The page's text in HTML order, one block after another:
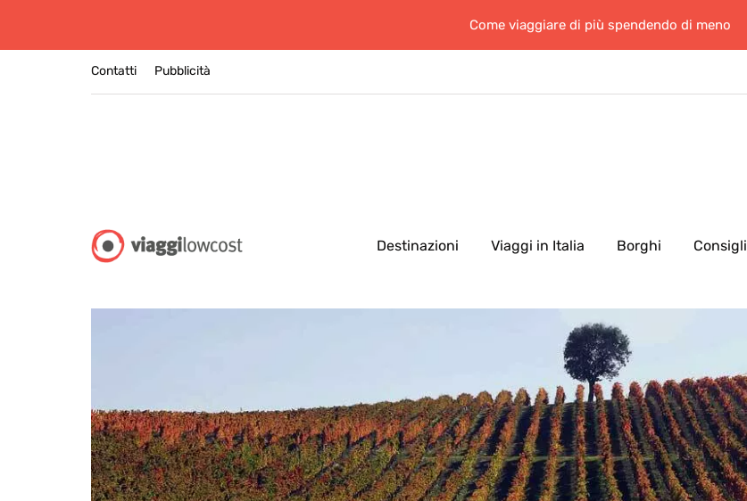
Come viaggiare di più spendendo di meno
Contatti Pubblicità
Destinazioni Viaggi in Italia Borghi Consigli